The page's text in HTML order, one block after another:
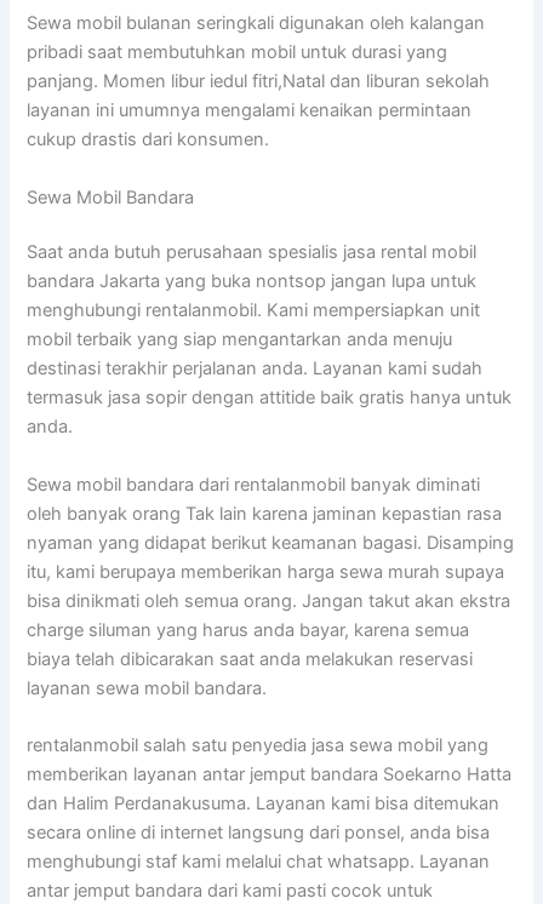
Sewa mobil bulanan seringkali digunakan oleh kalangan
pribadi saat membutuhkan mobil untuk durasi yang
panjang. Momen libur iedul fitri,Natal dan liburan sekolah
layanan ini umumnya mengalami kenaikan permintaan
cukup drastis dari konsumen.
Sewa Mobil Bandara
Saat anda butuh perusahaan spesialis jasa rental mobil
bandara Jakarta yang buka nontsop jangan lupa untuk
menghubungi rentalanmobil. Kami mempersiapkan unit
mobil terbaik yang siap mengantarkan anda menuju
destinasi terakhir perjalanan anda. Layanan kami sudah
termasuk jasa sopir dengan attitide baik gratis hanya untuk
anda.
Sewa mobil bandara dari rentalanmobil banyak diminati
oleh banyak orang Tak lain karena jaminan kepastian rasa
nyaman yang didapat berikut keamanan bagasi. Disamping
itu, kami berupaya memberikan harga sewa murah supaya
bisa dinikmati oleh semua orang. Jangan takut akan ekstra
charge siluman yang harus anda bayar, karena semua
biaya telah dibicarakan saat anda melakukan reservasi
layanan sewa mobil bandara.
rentalanmobil salah satu penyedia jasa sewa mobil yang
memberikan layanan antar jemput bandara Soekarno Hatta
dan Halim Perdanakusuma. Layanan kami bisa ditemukan
secara online di internet langsung dari ponsel, anda bisa
menghubungi staf kami melalui chat whatsapp. Layanan
antar jemput bandara dari kami pasti cocok untuk